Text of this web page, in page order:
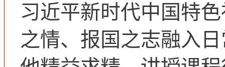
习近平新时代中国特
之情、报国之志融入